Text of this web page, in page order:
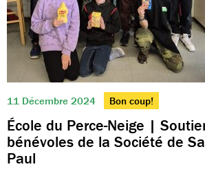
11 Décembre 2024 Bon coup!
École du Perce-Neige |
bénévoles de la Société de
Paul